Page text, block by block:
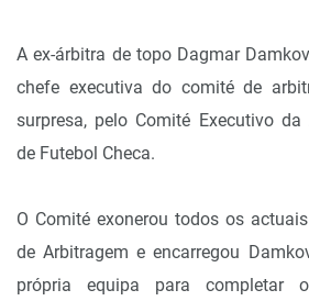
A ex-árbitra de topo Dagmar
chefe executiva do comité de
surpresa, pelo Comité Executivo
de Futebol Checa.
O Comité exonerou todos os
de Arbitragem e encarregou
própria equipa para completar